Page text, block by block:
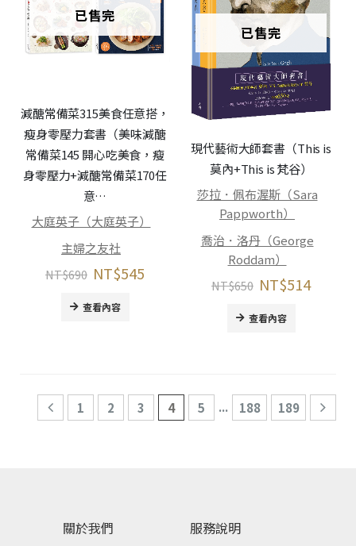
已售完
減醣常備菜315美食任意搭，
瘦身零壓力套書（美味減醣
常備菜145 開心吃美食，瘦
身零壓力+減醣常備菜170任
意…
大庭英子（大庭英子）
主婦之友社
NT$690 NT$545
查看內容
已售完
現代藝術大師套書（This is
莫內+This is 梵谷）
莎拉．佩布渥斯（Sara
Pappworth）
喬治．洛丹（George
Roddam）
NT$650 NT$514
查看內容
1 2 3 4 5 ... 188 189
關於我們 服務說明